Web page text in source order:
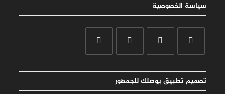
سياسة الخصوصية
تصميم تطبيق يوصلك للجمهور